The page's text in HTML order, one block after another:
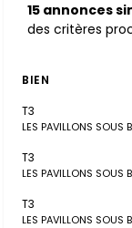
15 annonces
des critères
BIEN
T3
LES PAVILLONS SOUS
T3
LES PAVILLONS SOUS
T3
LES PAVILLONS SOUS